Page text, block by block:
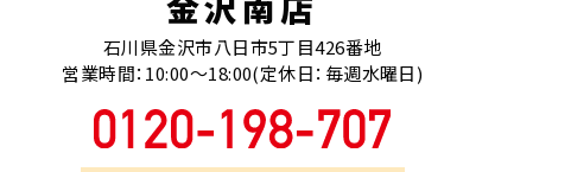
石川県金沢市八日市5丁目426番地
営業時間：10:00～18:00(定休日：毎週水曜日)